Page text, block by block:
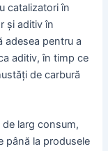
catalizatori în
și aditiv în
adesea pentru a
aditiv, în timp ce
de carbură
larg consum,
până la produsele